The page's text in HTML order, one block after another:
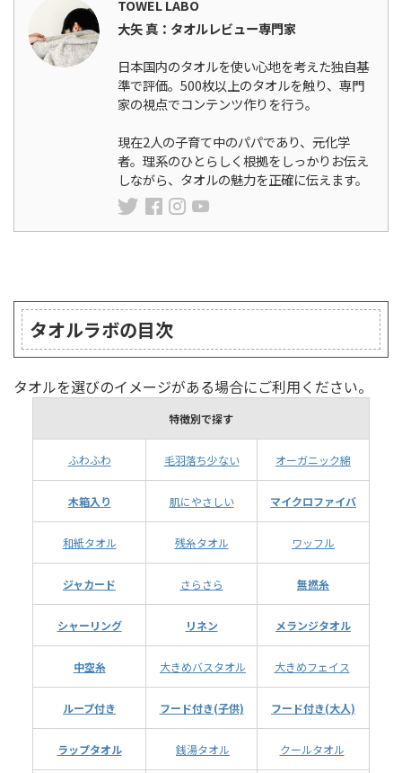
TOWEL LABO
大矢 真：タオルレビュー専門家
日本国内のタオルを使い心地を考えた独自基
準で評価。500枚以上のタオルを触り、専門
家の視点でコンテンツ作りを行う。
現在2人の子育て中のパパであり、元化学
者。理系のひとらしく根拠をしっかりお伝え
しながら、タオルの魅力を正確に伝えます。
タオルラボの目次
タオルを選びのイメージがある場合にご利用ください。
特徴別で探す
ふわふわ 毛羽落ち少ない オーガニック綿
木箱入り 肌にやさしい マイクロファイバ
和紙タオル 残糸タオル ワッフル
ジャカード さらさら 無撚糸
シャーリング リネン メランジタオル
中空糸 大きめバスタオル 大きめフェイス
ループ付き フード付き(子供) フード付き(大人)
ラップタオル 銭湯タオル クールタオル